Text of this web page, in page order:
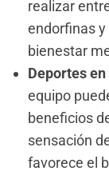
realizar
endorfinas
bienestar
Deportes
equipo
beneficios
sensación
favorece el